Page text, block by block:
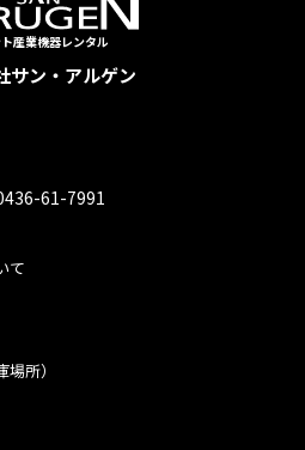
産業機器レンタル
サン・アルゲン
61-7991
て
所）